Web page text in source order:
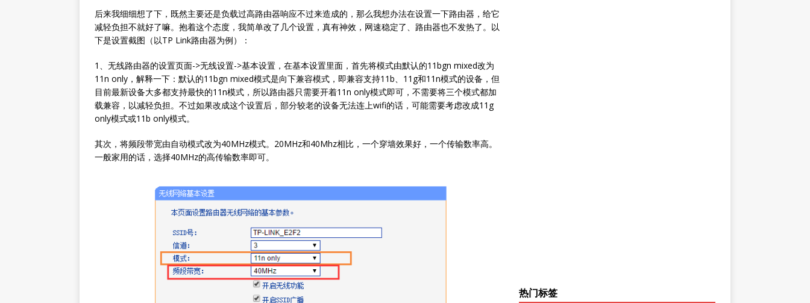
后来我细细想了下，既然主要还是负载过高路由器响应不过来造成的，那么我想办法在设置一下路由器，给它
减轻负担不就好了嘛。抱着这个态度，我简单改了几个设置，真有神效，网速稳定了、路由器也不发热了。以
下是设置截图（以TP Link路由器为例）：
1、无线路由器的设置页面->无线设置->基本设置，在基本设置里面，首先将模式由默认的11bgn mixed改为
11n only，解释一下：默认的11bgn mixed模式是向下兼容模式，即兼容支持11b、11g和11n模式的设备，但
目前最新设备大多都支持最快的11n模式，所以路由器只需要开着11n only模式即可，不需要将三个模式都加
载兼容，以减轻负担。不过如果改成这个设置后，部分较老的设备无法连上wifi的话，可能需要考虑改成11g
only模式或11b only模式。
其次，将频段带宽由自动模式改为40MHz模式。20MHz和40Mhz相比，一个穿墙效果好，一个传输数率高。
一般家用的话，选择40MHz的高传输数率即可。
热门标签